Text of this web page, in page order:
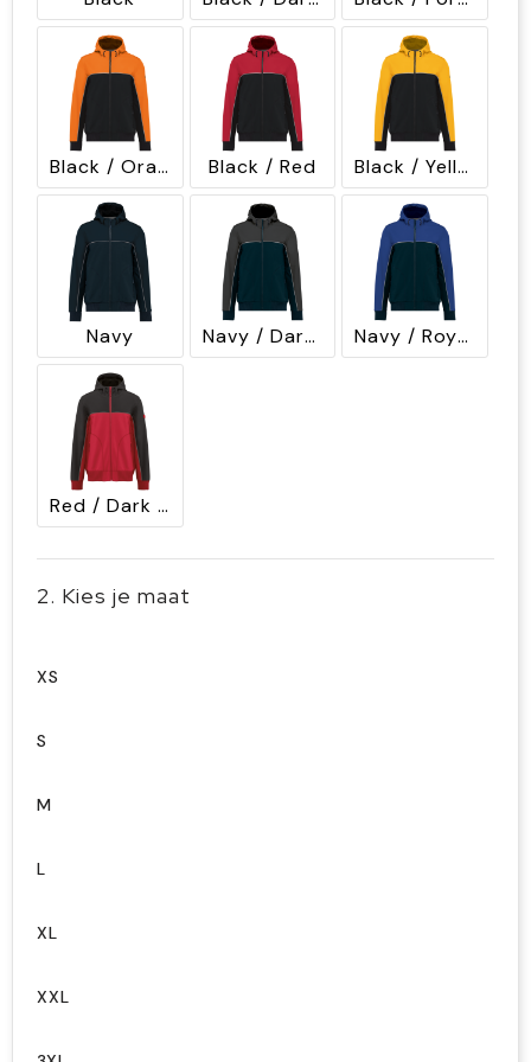
Black / Orange Black / Red Black / Yellow
Navy Navy / Dark Grey Navy / Royal Blue
Red / Dark Grey
2. Kies je maat
XS
S
M
L
XL
XXL